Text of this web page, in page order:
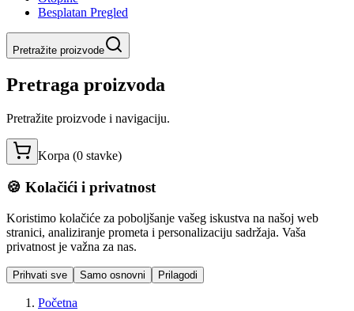
Besplatan Pregled
Pretražite proizvode
Pretraga proizvoda
Pretražite proizvode i navigaciju.
Korpa (0 stavke)
🍪 Kolačići i privatnost
Koristimo kolačiće za poboljšanje vašeg iskustva na našoj web
stranici, analiziranje prometa i personalizaciju sadržaja. Vaša
privatnost je važna za nas.
Prihvati sve Samo osnovni Prilagodi
Početna